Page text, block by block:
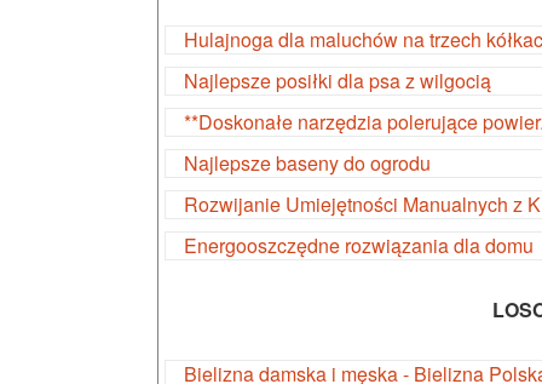
Hulajnoga dla maluchów na trzech
Najlepsze posiłki dla psa z wilgocią
**Doskonałe narzędzia polerujące
Najlepsze baseny do ogrodu
Rozwijanie Umiejętności Manualnych z
Energooszczędne rozwiązania dla domu
Bielizna damska i męska - Bielizna